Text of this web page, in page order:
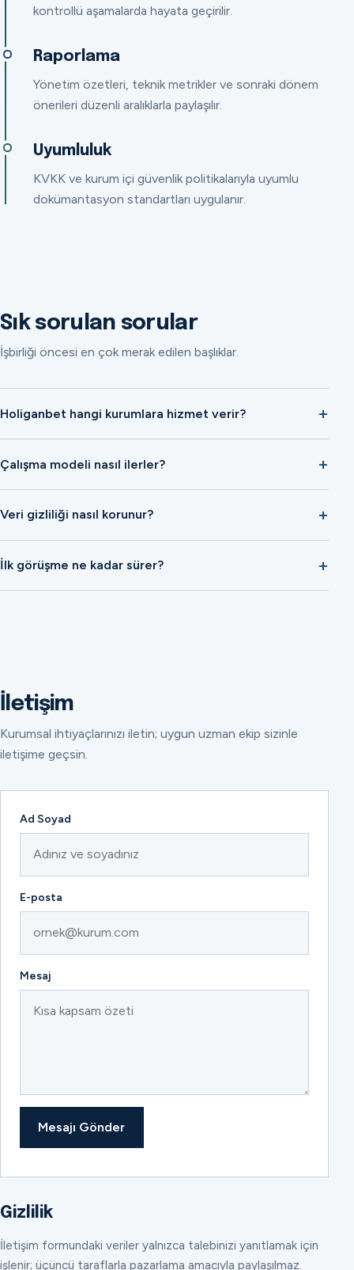
kontrollü aşamalarda hayata geçirilir.
Raporlama
Yönetim özetleri, teknik metrikler ve sonraki dönem
önerileri düzenli aralıklarla paylaşılır.
Uyumluluk
KVKK ve kurum içi güvenlik politikalarıyla uyumlu
dokümantasyon standartları uygulanır.
Sık sorulan sorular
İşbirliği öncesi en çok merak edilen başlıklar.
Holiganbet hangi kurumlara hizmet verir?
Çalışma modeli nasıl ilerler?
Veri gizliliği nasıl korunur?
İlk görüşme ne kadar sürer?
İletişim
Kurumsal ihtiyaçlarınızı iletin; uygun uzman ekip sizinle
iletişime geçsin.
Ad Soyad
E-posta
Mesaj
Mesajı Gönder
Gizlilik
İletişim formundaki veriler yalnızca talebinizi yanıtlamak için
işlenir; üçüncü taraflarla pazarlama amacıyla paylaşılmaz.